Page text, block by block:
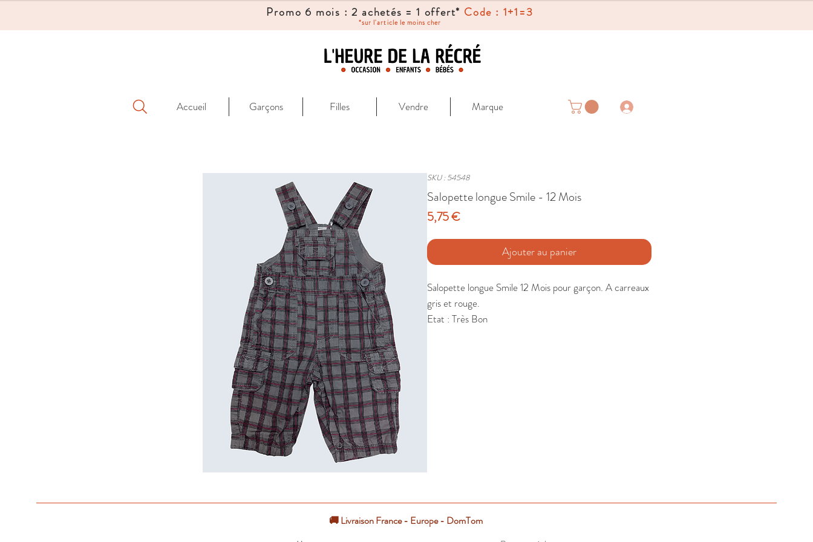
Promo 6 mois : 2 achetés = 1 offert* Code : 1+1=3
*sur l'article le moins cher
Accueil Garçons Filles Vendre Marque
SKU : 54548
Salopette longue Smile - 12 Mois
5,75 €Prix
Ajouter au panier
Salopette longue Smile 12 Mois pour garçon. A carreaux
gris et rouge.
Etat : Très Bon
🚚 Livraison France - Europe - DomTom